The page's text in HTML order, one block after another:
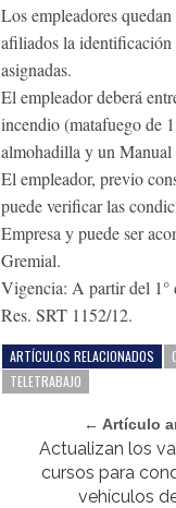
Los empleadores
afiliados la identificación
asignadas.
El empleador deberá
incendio (matafuego de
almohadilla y un Manual
El empleador, previo
puede verificar las
Empresa y puede ser
Gremial.
Vigencia: A partir del 1°
Res. SRT 1152/12.
ARTÍCULOS RELACIONADOS
TELETRABAJO
← Artículo
Actualizan los
cursos para
vehículos